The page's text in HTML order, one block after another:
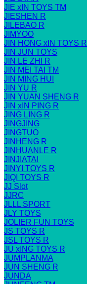
JIE xIN TOYS TM
JIESHEN R
JILEBAO R
JIMYOO
JIN HONG xIN TOYS R
JIN JUN TOYS
JIN LE ZHI R
JIN MEI TAI TM
JIN MING HUI
JIN YU R
JIN YUAN SHENG R
JIN xIN PING R
JING LING R
JINGJING
JINGTUO
JINHENG R
JINHUANLE R
JINJIATAI
JINYI TOYS R
JIQI TOYS R
JJ Slot
JJRC
JLLL SPORT
JLY TOYS
JOLIER FUN TOYS
JS TOYS R
JSL TOYS R
JU xING TOYS R
JUMPLANMA
JUN SHENG R
JUNDA